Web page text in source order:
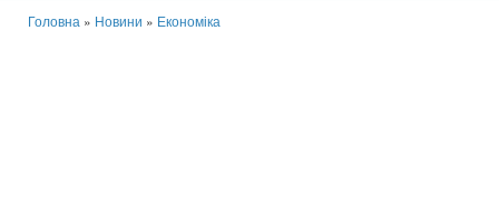
Головна » Новини » Економіка